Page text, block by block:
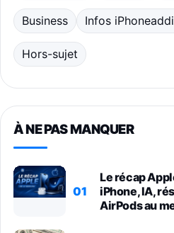
Business Infos
Hors-sujet
À NE PAS MANQUER
01
Le récap
iPhone, IA,
AirPods au